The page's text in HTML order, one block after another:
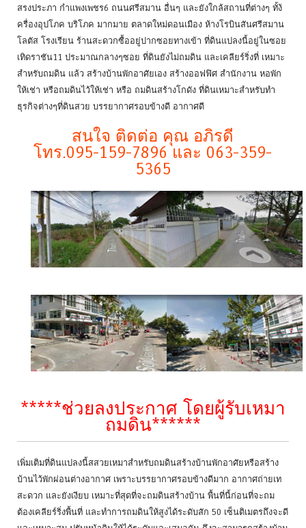
สรงประภา กำแพงเพชร6 ถนนศรีสมาน อื่นๆ และยังใกล้สถานที่ต่างๆ ทั้ง้
ครื่องอุปโภค บริโภค มากมาย ตลาดใหม่ดอนเมือง ห้างโรบินสันศรีสมาน
โลตัส โรงเรียน ร้านสะดวกซื้ออยู่ปากซอยทางเข้า ที่ดินแปลงนี้อยู่ในซอย
เทิดราชัน11 ประมาณกลางๆซอย ที่ดินยังไม่ถมดิน และเคลียร์ริ่งที่ เหมาะ
สำหรับถมดิน แล้ว สร้างบ้านพักอาศัยเอง สร้างออฟฟิศ สำนักงาน หอพัก
ให้เช่า หรือถมดินไว้ให้เช่า หรือ ถมดินสร้างโกดัง ที่ดินเหมาะสำหรับทำ
ธุรกิจต่างๆที่ดินสวย บรรยากาศรอบข้างดี อากาศดี
สนใจ ติดต่อ คุณ อภิรดี
โทร.095-159-7896 และ 063-359-
5365
*****ช่วยลงประกาศ โดยผู้รับเหมา
ถมดิน******
เพิ่มเติมที่ดินแปลงนี้สสวยเหมาสำหรับถมดินสร้างบ้านพักอาศัยหรือสร้าง
บ้านไว้พักผ่อนต่างอากาศ เพราะบรรยากาศรอบข้างดีมาก อากาศถ่ายเท
สะดวก และยังเงียบ เหมาะที่สุดที่จะถมดินสร้างบ้าน พื้นที่นี้ก่อนที่จะถม
ต้องเคลียร์ริ่งพื้นที่ และทำการถมดินให้สูงได้ระดับสัก 50 เซ็นติเมตรถึงจะดี